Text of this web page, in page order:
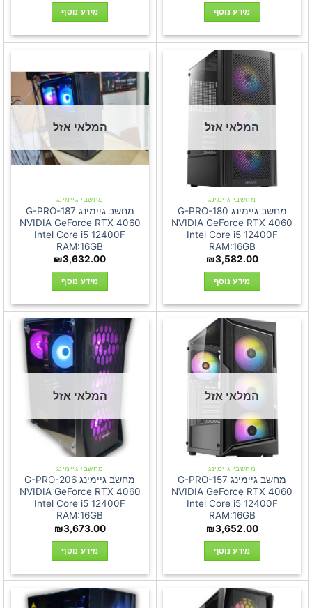
מידע נוסף מידע נוסף
המלאי אזל
מחשבי גיימינג
מחשב גיימינג G-PRO-180
NVIDIA GeForce RTX 4060
Intel Core i5 12400F
RAM:16GB
₪3,582.00
מידע נוסף
המלאי אזל
מחשבי גיימינג
מחשב גיימינג G-PRO-187
NVIDIA GeForce RTX 4060
Intel Core i5 12400F
RAM:16GB
₪3,632.00
מידע נוסף
המלאי אזל
מחשבי גיימינג
מחשב גיימינג G-PRO-157
NVIDIA GeForce RTX 4060
Intel Core i5 12400F
RAM:16GB
₪3,652.00
מידע נוסף
המלאי אזל
מחשבי גיימינג
מחשב גיימינג G-PRO-206
NVIDIA GeForce RTX 4060
Intel Core i5 12400F
RAM:16GB
₪3,673.00
מידע נוסף